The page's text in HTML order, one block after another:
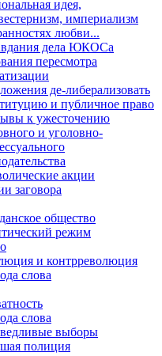
идея,
империализм
любви...
дела ЮКОСа
пересмотра
де-либерализовать
и публичное право
к ужесточению
и уголовно-
акции
заговора
общество
режим
и контрреволюция
слова
слова
выборы
полиция